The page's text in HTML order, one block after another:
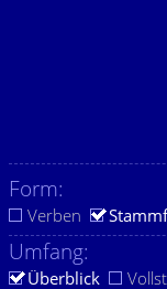
Form:
Verben
Umfang:
Überblick